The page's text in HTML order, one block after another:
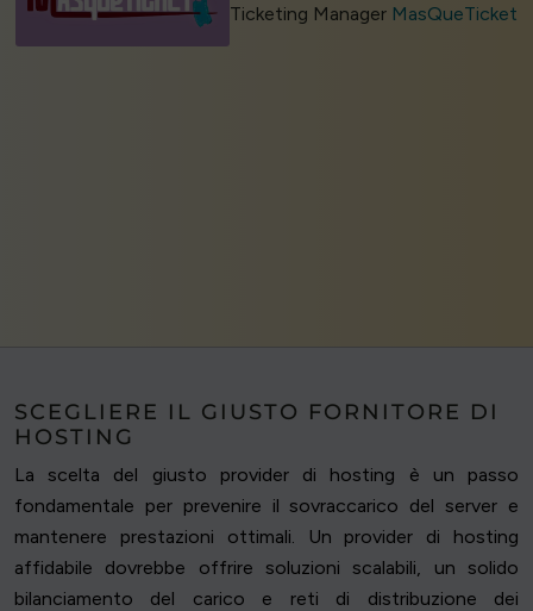
Ticketing Manager MasQueTicket
SCEGLIERE IL GIUSTO FORNITORE DI
HOSTING
La scelta del giusto provider di hosting è un passo
fondamentale per prevenire il sovraccarico del server e
mantenere prestazioni ottimali. Un provider di hosting
affidabile dovrebbe offrire soluzioni scalabili, un solido
bilanciamento del carico e reti di distribuzione dei